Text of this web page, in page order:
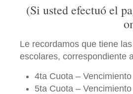
(Si usted efectuó el
Le recordamos que tiene
escolares, correspondiente
4ta Cuota –
5ta Cuota –